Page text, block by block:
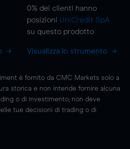
0% dei clienti hanno
posizioni UniCredit SpA
su questo prodotto
Visualizza lo strumento
è fornito da CMC Markets solo a
storica e non intende fornire alcuna
o di investimento; non deve
tue decisioni di trading o di